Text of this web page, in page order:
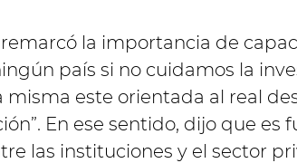
la importancia de
país si no cuidamos la
misma este orientada al real
En ese sentido, dijo que es
las instituciones y el sector